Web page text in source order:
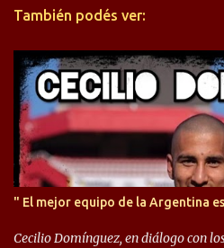
i
s
También podés ver:
" El mejor equipo de la Argentina
Cecilio Domínguez, en diálogo con